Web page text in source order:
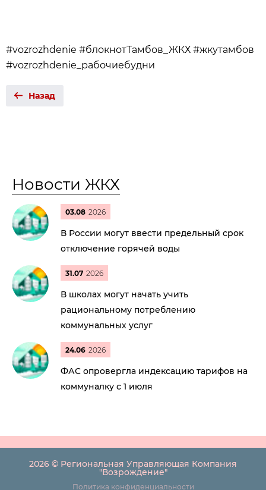
#vozrozhdenie #блокнотТамбов_ЖКХ #жкутамбов
#vozrozhdenie_рабочиебудни
Назад
Новости ЖКХ
03.08 2026
В России могут ввести предельный срок
отключение горячей воды
31.07 2026
В школах могут начать учить
рациональному потреблению
коммунальных услуг
24.06 2026
ФАС опровергла индексацию тарифов на
коммуналку с 1 июля
2026 © Региональная Управляющая Компания
"Возрождение"
Политика конфиденциальности